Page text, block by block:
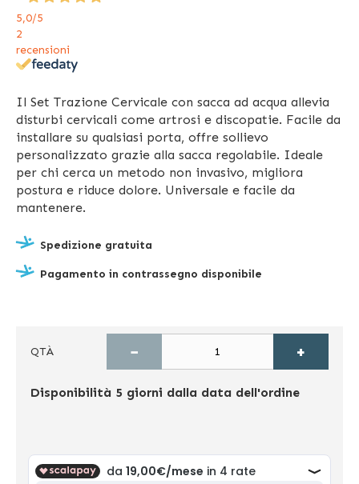
5,0/5
2
recensioni
Il Set Trazione Cervicale con sacca ad acqua allevia
disturbi cervicali come artrosi e discopatie. Facile da
installare su qualsiasi porta, offre sollievo
personalizzato grazie alla sacca regolabile. Ideale
per chi cerca un metodo non invasivo, migliora
postura e riduce dolore. Universale e facile da
mantenere.
Spedizione gratuita
Pagamento in contrassegno disponibile
QTÀ − +
Disponibilità 5 giorni dalla data dell'ordine